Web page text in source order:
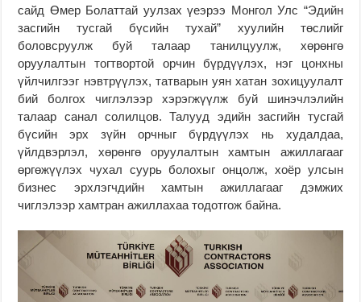
сайд Өмер Болаттай уулзах үеэрээ Монгол Улс “Эдийн
засгийн тусгай бүсийн тухай” хуулийн төслийг
боловсруулж буй талаар танилцуулж, хөрөнгө
оруулалтын тогтвортой орчин бүрдүүлэх, нэг цонхны
үйлчилгээг нэвтрүүлэх, татварын уян хатан зохицуулалт
бий болгох чиглэлээр хэрэгжүүлж буй шинэчлэлийн
талаар санал солилцов. Талууд эдийн засгийн тусгай
бүсийн эрх зүйн орчныг бүрдүүлэх нь худалдаа,
үйлдвэрлэл, хөрөнгө оруулалтын хамтын ажиллагааг
өргөжүүлэх чухал суурь болохыг онцолж, хоёр улсын
бизнес эрхлэгчдийн хамтын ажиллагааг дэмжих
чиглэлээр хамтран ажиллахаа тодотгож байна.